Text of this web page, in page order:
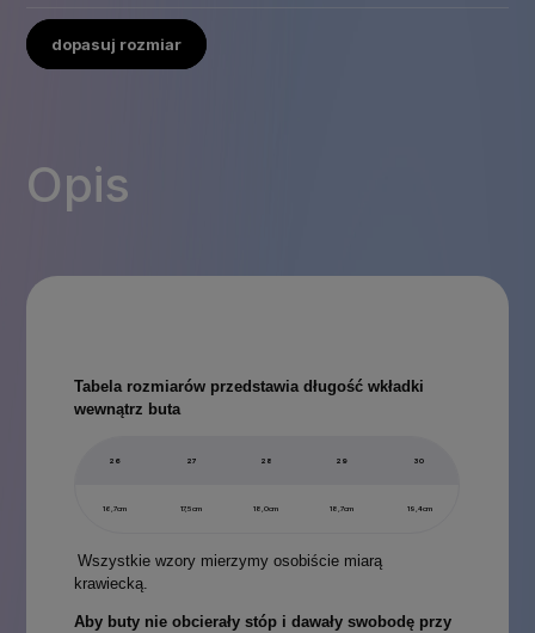
dopasuj rozmiar
Opis
Tabela rozmiarów przedstawia długość wkładki
wewnątrz buta
26 27 28 29 30
16,7cm 17,5cm 18,0cm 18,7cm 19,4cm
Wszystkie wzory mierzymy osobiście miarą
krawiecką.
Aby buty nie obcierały stóp i dawały swobodę przy